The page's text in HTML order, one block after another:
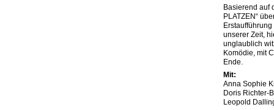
Basierend auf
PLATZEN“
unserer Zeit,
unglaublich
Komödie, mit
Ende.
Mit:
Anna Sophie
Doris Richter-
Leopold